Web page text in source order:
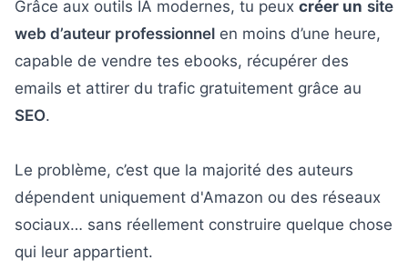
Grâce aux outils IA modernes, tu peux créer un site
web d’auteur professionnel en moins d’une heure,
capable de vendre tes ebooks, récupérer des
emails et attirer du trafic gratuitement grâce au
SEO.
Le problème, c’est que la majorité des auteurs
dépendent uniquement d'Amazon ou des réseaux
sociaux… sans réellement construire quelque chose
qui leur appartient.